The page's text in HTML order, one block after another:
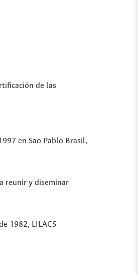
de las
en Sao Pablo Brasil,
reunir y diseminar
1982, LILACS